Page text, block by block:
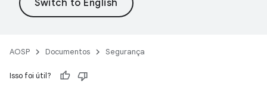
AOSP Documentos Segurança
Isso foi útil?